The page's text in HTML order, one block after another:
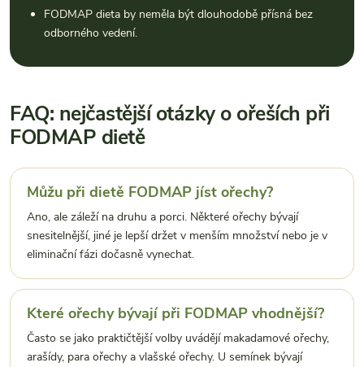
FODMAP dieta by neměla být dlouhodobě přísná bez
odborného vedení.
FAQ: nejčastější otázky o ořeších při
FODMAP dietě
Můžu při dietě FODMAP jíst ořechy?
Ano, ale záleží na druhu a porci. Některé ořechy bývají
snesitelnější, jiné je lepší držet v menším množství nebo je v
eliminační fázi dočasně vynechat.
Které ořechy bývají při FODMAP vhodnější?
Často se jako praktičtější volby uvádějí makadamové ořechy,
arašídy, para ořechy a vlašské ořechy. U semínek bývají